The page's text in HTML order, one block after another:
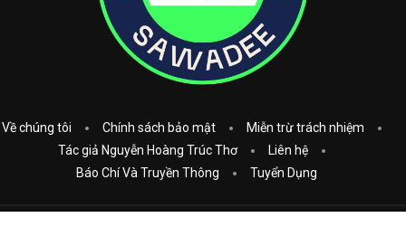
Về chúng tôi Chính sách bảo mật
Miễn trừ trách nhiệm
Tác giả Nguyễn Hoàng Trúc Thơ
Liên hệ
Báo Chí Và Truyền Thông
Tuyển Dụng